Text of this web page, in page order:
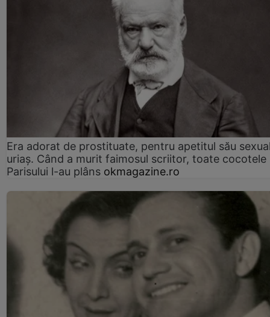
Era adorat de prostituate, pentru apetitul său
uriaș. Când a murit faimosul scriitor, toate cocotele
Parisului l-au plâns okmagazine.ro